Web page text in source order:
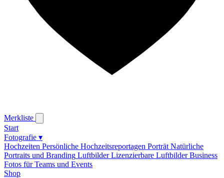
Merkliste
Start
Fotografie ▾
Hochzeiten Persönliche Hochzeitsreportagen Porträt Natürliche
Portraits und Branding Luftbilder Lizenzierbare Luftbilder Business
Fotos für Teams und Events
Shop